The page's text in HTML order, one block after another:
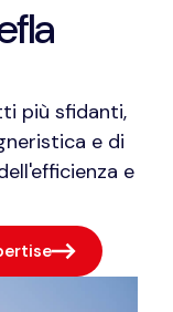
più sfidanti,
e di
e